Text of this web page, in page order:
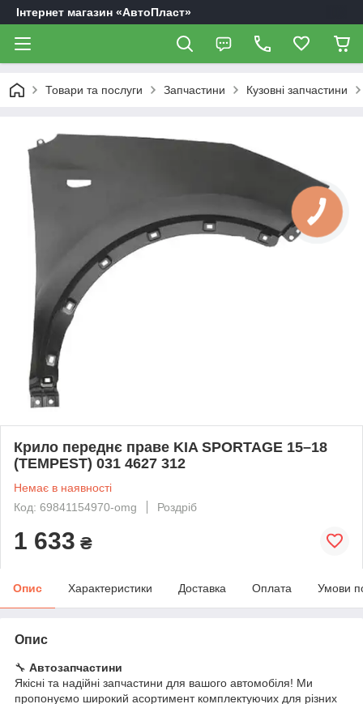
Інтернет магазин «АвтоПласт»
Товари та послуги Запчастини Кузовні запчастини
Крило переднє праве KIA SPORTAGE 15–18
(TEMPEST) 031 4627 312
Немає в наявності
Код: 69841154970-omg
Роздріб
1 633 ₴
Опис Характеристики Доставка Оплата Умови
Опис
🔧 Автозапчастини
Якісні та надійні запчастини для вашого автомобіля! Ми
пропонуємо широкий асортимент комплектуючих для різних
КНОПКА
ЗВ'ЯЗКУ